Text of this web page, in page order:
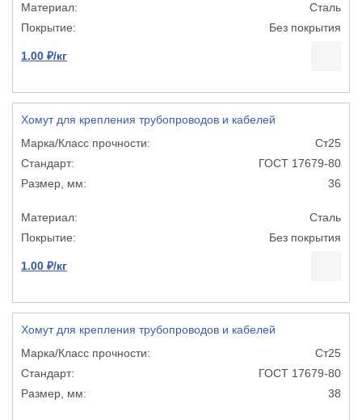
Сталь
Без покрытия
1.00 ₽/кг
Хомут для крепления трубопроводов и кабелей
Ст25
ГОСТ 17679-80
36
Сталь
Без покрытия
1.00 ₽/кг
Хомут для крепления трубопроводов и кабелей
Ст25
ГОСТ 17679-80
38